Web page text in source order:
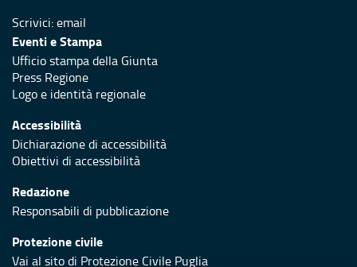
Scrivici:email
Eventi e Stampa
Ufficio stampa della Giunta
Press Regione
Logo e identità regionale
Accessibilità
Dichiarazione di accessibilità
Obiettivi di accessibilità
Redazione
Responsabili di pubblicazione
Protezione civile
Vai al sito di Protezione Civile Puglia